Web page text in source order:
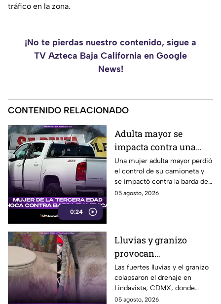
tráfico en la zona.
¡No te pierdas nuestro contenido, sigue a
TV Azteca Baja California en Google
News!
CONTENIDO RELACIONADO
0:24
Adulta mayor se
impacta contra una
barda tras perder el
control de su
camioneta en Mexicali
Una mujer adulta mayor perdió
el control de su camioneta y
se impactó contra la barda de
un predio en el cruce de las
05 agosto, 2026
Lluvias y granizo
provocan
inundaciones en
Lindavista; agua brota
de los escusados
Las fuertes lluvias y el granizo
colapsaron el drenaje en
Lindavista, CDMX, donde
vecinos reportaron
05 agosto, 2026